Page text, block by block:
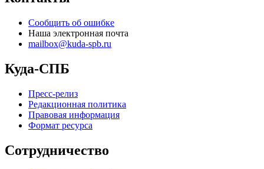
Сообщить об ошибке
Наша электронная почта
mailbox@kuda-spb.ru
Куда-СПБ
Пресс-релиз
Редакционная политика
Правовая информация
Формат ресурса
Сотрудничество